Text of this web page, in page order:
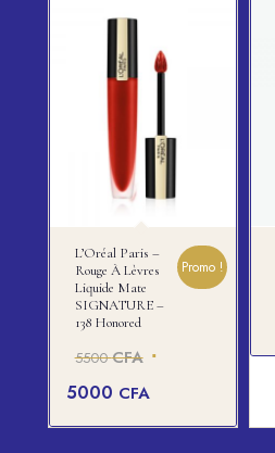
L’Oréal Paris –
Rouge À Lèvres
Liquide Mate
SIGNATURE –
138 Honored
5500CFA Le
initial
était :
5000 CFA
Promo !